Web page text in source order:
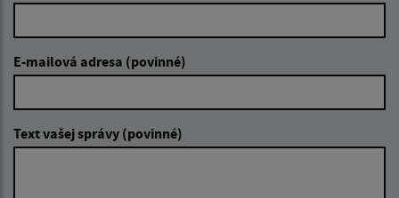
E-mailová adresa (povinné)
Text vašej správy (povinné)